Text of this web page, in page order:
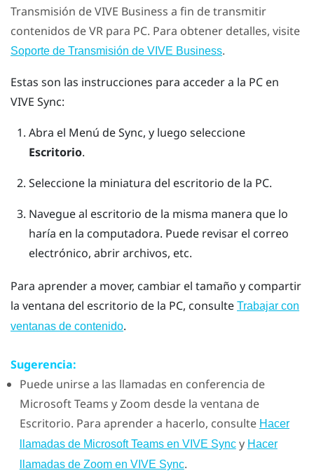
Transmisión de VIVE Business a fin de transmitir
contenidos de VR para PC. Para obtener detalles, visite
Soporte de Transmisión de VIVE Business.
Estas son las instrucciones para acceder a la PC en
VIVE Sync:
Abra el Menú de Sync, y luego seleccione
Escritorio.
Seleccione la miniatura del escritorio de la PC.
Navegue al escritorio de la misma manera que lo
haría en la computadora. Puede revisar el correo
electrónico, abrir archivos, etc.
Para aprender a mover, cambiar el tamaño y compartir
la ventana del escritorio de la PC, consulte Trabajar con
ventanas de contenido.
Sugerencia:
Puede unirse a las llamadas en conferencia de
Microsoft Teams yZoom desde la ventana de
Escritorio. Para aprender a hacerlo, consulte Hacer
llamadas de Microsoft Teams en VIVE Syncy Hacer
llamadas de Zoom en VIVE Sync.